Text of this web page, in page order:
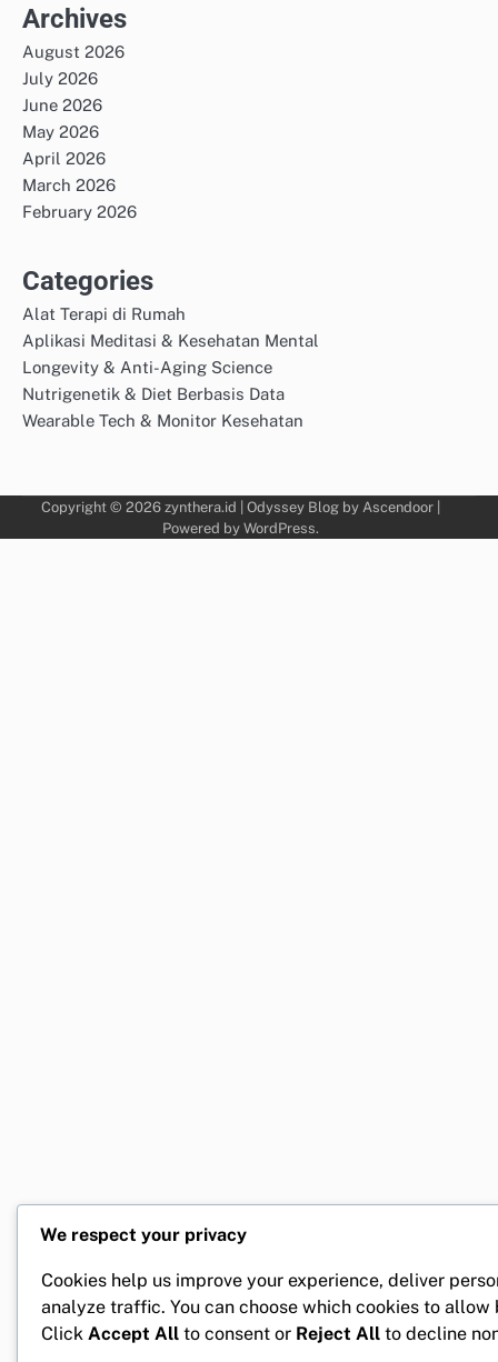
Archives
August 2026
July 2026
June 2026
May 2026
April 2026
March 2026
February 2026
Categories
Alat Terapi di Rumah
Aplikasi Meditasi & Kesehatan Mental
Longevity & Anti-Aging Science
Nutrigenetik & Diet Berbasis Data
Wearable Tech & Monitor Kesehatan
Copyright © 2026 zynthera.id | Odyssey Blog by Ascendoor|
Powered by WordPress.
We respect your privacy
Cookies help us improve your experience, deliver
analyze traffic. You can choose which cookies to
Click Accept All to consent or Reject All to decline